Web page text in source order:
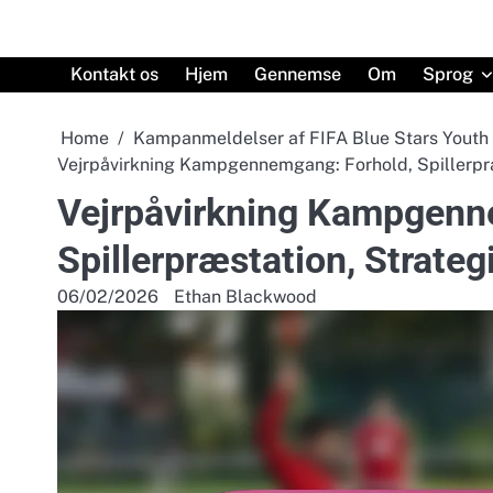
content Kontakt os Hjem Gennemse Om Sprog
Home
Kampanmeldelser af FIFA Blue Stars
Vejrpåvirkning Kampgennemgang: Forhold,
Vejrpåvirkning
Spillerpræstation,
06/02/2026 Ethan Blackwood